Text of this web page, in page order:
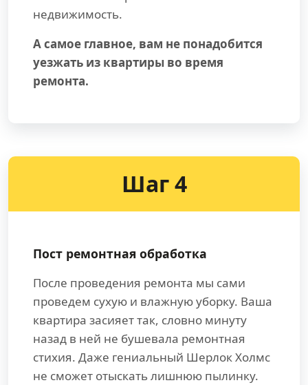
недвижимость.
А самое главное, вам не понадобится
уезжать из квартиры во время
ремонта.
Шаг 4
Пост ремонтная обработка
После проведения ремонта мы сами
проведем сухую и влажную уборку. Ваша
квартира засияет так, словно минуту
назад в ней не бушевала ремонтная
стихия. Даже гениальный Шерлок Холмс
не сможет отыскать лишнюю пылинку.